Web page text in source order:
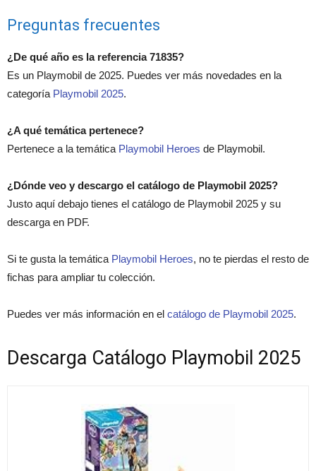
Preguntas frecuentes
¿De qué año es la referencia 71835?
Es un Playmobil de 2025. Puedes ver más novedades en la
categoría Playmobil 2025.
¿A qué temática pertenece?
Pertenece a la temática Playmobil Heroes de Playmobil.
¿Dónde veo y descargo el catálogo de Playmobil 2025?
Justo aquí debajo tienes el catálogo de Playmobil 2025 y su
descarga en PDF.
Si te gusta la temática Playmobil Heroes, no te pierdas el resto de
fichas para ampliar tu colección.
Puedes ver más información en el catálogo de Playmobil 2025.
Descarga Catálogo Playmobil 2025